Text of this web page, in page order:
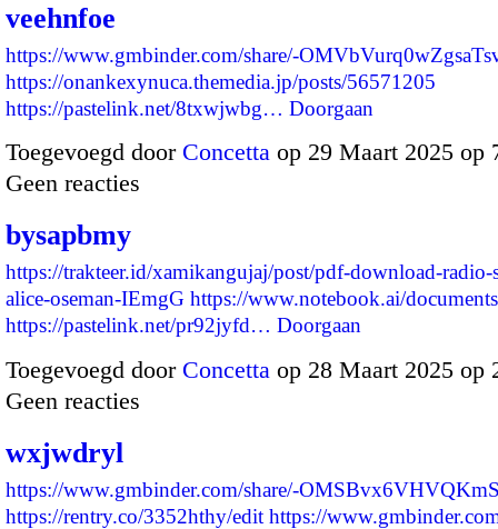
veehnfoe
https://www.gmbinder.com/share/-
https://onankexynuca.themedia.jp/posts/56571205
https://pastelink.net/8txwjwbg… Doorgaan
Toegevoegd door Concetta op 29 Maart 2025
Geen reacties
bysapbmy
https://trakteer.id/xamikangujaj/post/pdf-download-radio-
alice-oseman-IEmgG https://www.notebook.ai/
https://pastelink.net/pr92jyfd… Doorgaan
Toegevoegd door Concetta op 28 Maart 2025
Geen reacties
wxjwdryl
https://www.gmbinder.com/share/-
https://rentry.co/3352hthy/edit https://